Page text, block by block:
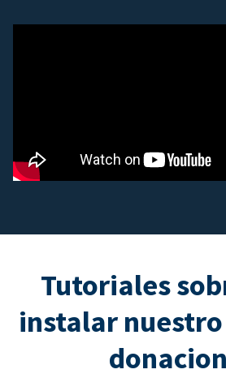
Tutoriales
instalar